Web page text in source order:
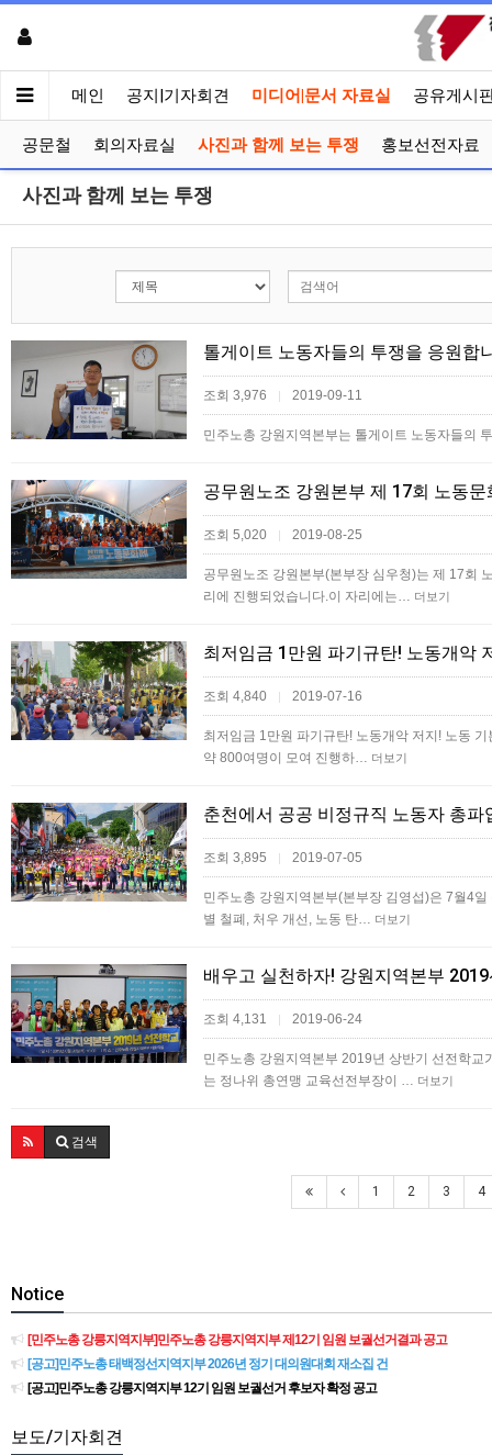
메인 공지|기자회견 미디어|문서 자료실 공유게시
공문철 회의자료실 사진과 함께 보는 투쟁 홍보선전자료
사진과 함께 보는 투쟁
톨게이트 노동자들의 투쟁을 응원합
조회 3,976 | 2019-09-11
민주노총 강원지역본부는 톨게이트 노동자들의
공무원노조 강원본부 제 17회 노동
조회 5,020 | 2019-08-25
공무원노조 강원본부(본부장 심우청)는 제 17회
리에 진행되었습니다.이 자리에는… 더보기
최저임금 1만원 파기규탄! 노동개악
조회 4,840 | 2019-07-16
최저임금 1만원 파기규탄! 노동개악 저지! 노동
약 800여명이 모여 진행하… 더보기
춘천에서 공공 비정규직 노동자 총
조회 3,895 | 2019-07-05
민주노총 강원지역본부(본부장 김영섭)은 7월4
별 철폐, 처우 개선, 노동 탄… 더보기
배우고 실천하자! 강원지역본부
조회 4,131 | 2019-06-24
민주노총 강원지역본부 2019년 상반기 선전학
는 정나위 총연맹 교육선전부장이 … 더보기
검색
1 2 3 4
Notice
[민주노총 강릉지역지부]민주노총 강릉지역지부 제12기 임원 보궐선거결과 공고
[공고]민주노총 태백정선지역지부 2026년 정기 대의원대회 재소집 건
[공고]민주노총 강릉지역지부 12기 임원 보궐선거 후보자 확정 공고
보도/기자회견